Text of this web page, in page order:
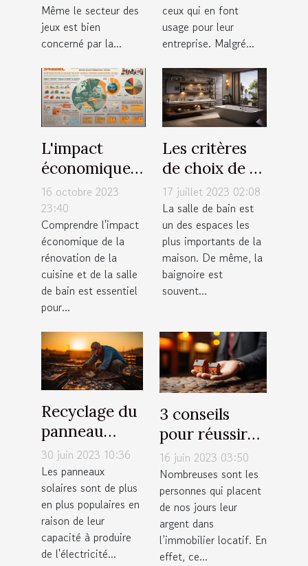
Même le secteur des
jeux est bien
concerné par la...
ceux qui en font
usage pour leur
entreprise. Malgré...
L'impact
économique
de la
rénovation de
cuisine et
salle de bain
16 octobre 2023
23:40
Comprendre l'impact
économique de la
rénovation de la
cuisine et de la salle
de bain est essentiel
pour...
Les critères
de choix de sa
baignoire de
salle de bain
17 juillet 2023 02:08
La salle de bain est
un des espaces les
plus importants de la
maison. De même, la
baignoire est
souvent...
Recyclage du
panneau
solaire : qu'en
est-il
vraiment ?
30 juin 2023 10:36
Les panneaux
solaires sont de plus
en plus populaires en
raison de leur
capacité à produire
de l'électricité...
3 conseils
pour réussir
votre
investissement
locatif
16 juin 2023 03:50
Nombreuses sont les
personnes qui placent
de nos jours leur
argent dans
l’immobilier locatif. En
effet, ce...